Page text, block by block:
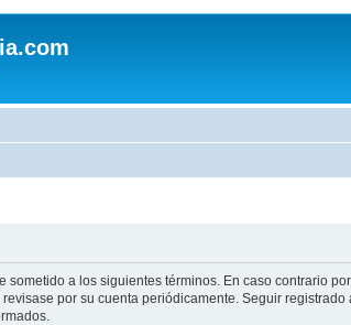
sometido a los siguientes términos. En caso contrario
por su cuenta periódicamente. Seguir